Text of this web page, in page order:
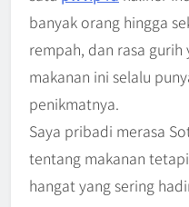
banyak orang hingga
rempah, dan rasa
makanan ini selalu
penikmatnya.
Saya pribadi merasa
tentang makanan
hangat yang sering